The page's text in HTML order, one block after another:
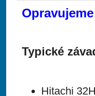
Typické
Hitachi